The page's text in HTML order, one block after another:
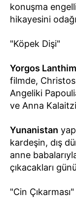
konuşma
hikayesini
"Köpek Dişi"
Yorgos
filmde,
Angeliki
ve Anna
Yunanistan
kardeşin, dış
anne
çıkacakları
"Cin Çıkarması"